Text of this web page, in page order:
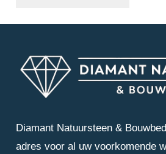
Diamant Natuursteen &
adres voor al uw voorkomende